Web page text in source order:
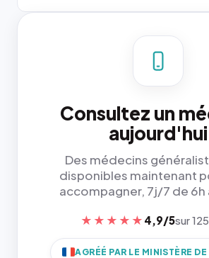
Consultez un
aujourd'hui
Des médecins
disponibles maintenant
accompagner, 7j/7 de 6h
★★★★★ 4,9/5sur
AGRÉÉ PAR LE MINISTÈRE